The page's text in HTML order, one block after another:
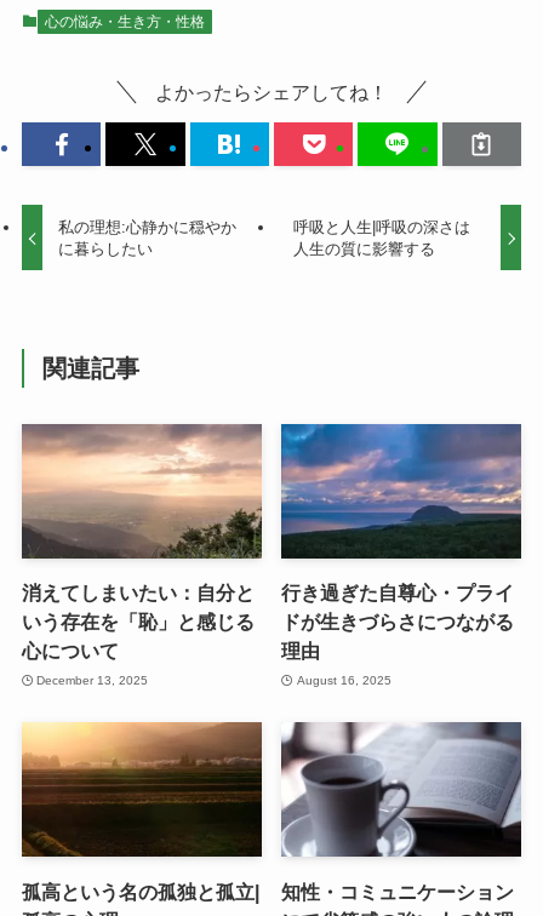
心の悩み・生き方・性格
よかったらシェアしてね！
私の理想:心静かに穏やか
に暮らしたい
呼吸と人生|呼吸の深さは
人生の質に影響する
関連記事
消えてしまいたい：自分と
いう存在を「恥」と感じる
心について
December 13, 2025
行き過ぎた自尊心・プライ
ドが生きづらさにつながる
理由
August 16, 2025
孤高という名の孤独と孤立|
知性・コミュニケーション